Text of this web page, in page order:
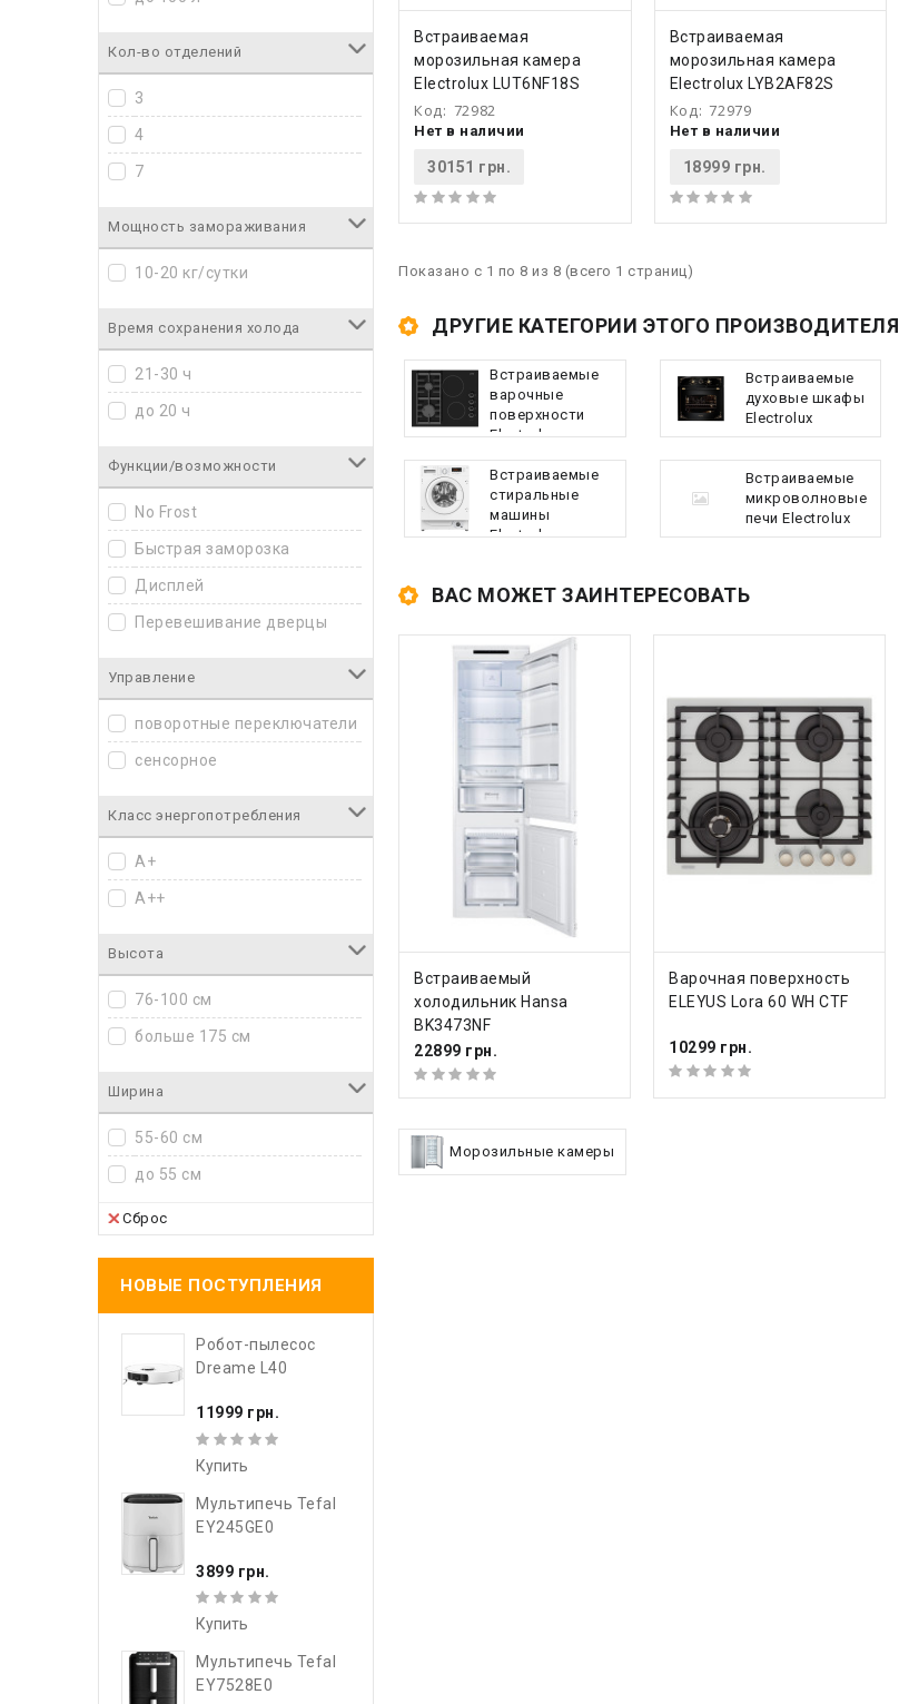
Кол-во отделений
3
4
7
Мощность замораживания
10-20 кг/сутки
Время сохранения холода
21-30 ч
до 20 ч
Функции/возможности
No Frost
Быстрая заморозка
Дисплей
Перевешивание дверцы
Управление
поворотные переключатели
сенсорное
Класс энергопотребления
A+
A++
Высота
76-100 см
больше 175 см
Ширина
55-60 см
до 55 см
Сброс
НОВЫЕ ПОСТУПЛЕНИЯ
Робот-пылесос
Dreame L40
11999 грн.
Купить
Мультипечь Tefal
EY245GE0
3899 грн.
Купить
Мультипечь Tefal
EY7528E0
КУПИТЬ
Встраиваемая
морозильная камера
Electrolux LUT6NF18S
Код: 72982
Нет в наличии
30151 грн.
КУПИТЬ
Встраиваемая
морозильная камера
Electrolux LYB2AF82S
Код:72979
Нет в наличии
18999 грн.
Показано с 1 по 8 из 8 (всего 1 страниц)
ДРУГИЕ КАТЕГОРИИ ЭТОГО ПРОИЗВОДИТЕЛЯ
Встраиваемые
варочные
поверхности
Electrolux
Встраиваемые
духовые шкафы
Electrolux
Встраиваемые
стиральные
машины
Electrolux
Встраиваемые
микроволновые
печи Electrolux
ВАС МОЖЕТ ЗАИНТЕРЕСОВАТЬ
КУПИТЬ
Встраиваемый
холодильник Hansa
BK3473NF
22899 грн.
КУПИТЬ
Варочная поверхность
ELEYUS Lora 60 WH CTF
10299 грн.
Морозильные камеры